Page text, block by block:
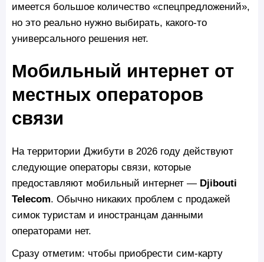
имеется большое количество «спецпредложений»,
но это реально нужно выбирать, какого-то
универсального решения нет.
Мобильный интернет от
местных операторов
связи
На территории Джибути в 2026 году действуют
следующие операторы связи, которые
предоставляют мобильный интернет — Djibouti
Telecom. Обычно никаких проблем с продажей
симок туристам и иностранцам данными
операторами нет.
Сразу отметим: чтобы приобрести сим-карту